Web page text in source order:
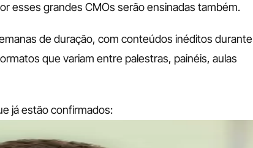
esses grandes CMOs serão ensinadas também.
de duração, com conteúdos inéditos durante
que variam entre palestras, painéis, aulas
já estão confirmados: